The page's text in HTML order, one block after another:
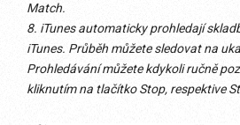
Match.
8. iTunes automaticky prohledají
iTunes. Průběh můžete sledovat na
Prohledávání můžete kdykoli ručně
kliknutím na tlačítko Stop, respektive